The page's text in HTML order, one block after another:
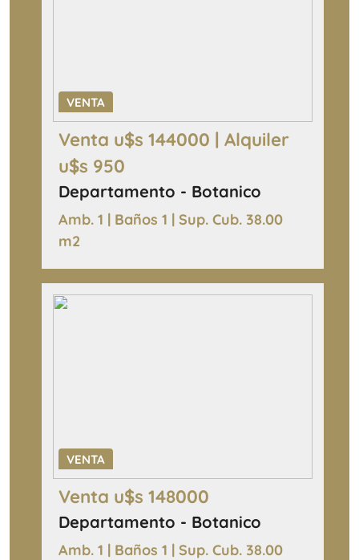
VENTA
Venta u$s 144000 | Alquiler
u$s 950
Departamento - Botanico
Amb. 1 | Baños 1 | Sup. Cub. 38.00
m2
VENTA
Venta u$s 148000
Departamento - Botanico
Amb. 1 | Baños 1 | Sup. Cub. 38.00